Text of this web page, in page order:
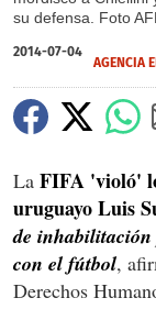
su defensa. Foto
2014-07-04
AGENCIA
La FIFA 'violó'
uruguayo Luis
de
con el fútbol,
Derechos